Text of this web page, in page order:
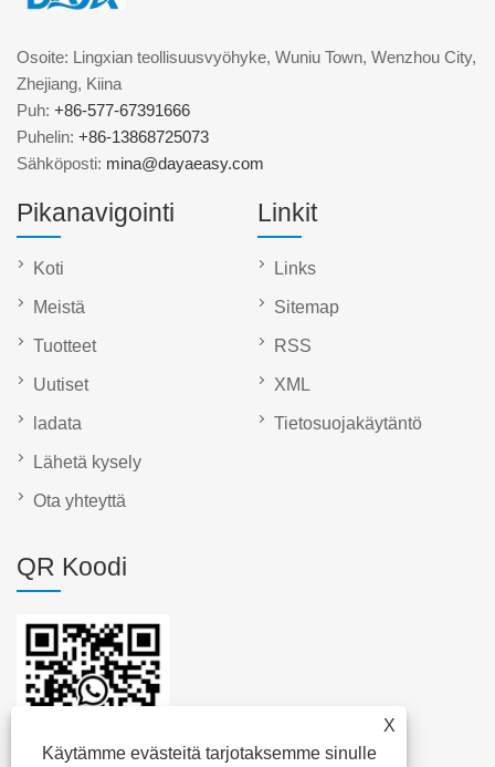
X
Käytämme evästeitä tarjotaksemme sinulle
Osoite: Lingxian teollisuusvyöhyke, Wuniu Town, Wenzhou City,
Zhejiang, Kiina
Puh: +86-577-67391666
Puhelin: +86-13868725073
Sähköposti: mina@dayaeasy.com
Pikanavigointi
Koti
Meistä
Tuotteet
Uutiset
ladata
Lähetä kysely
Ota yhteyttä
Linkit
Links
Sitemap
RSS
XML
Tietosuojakäytäntö
QR Koodi